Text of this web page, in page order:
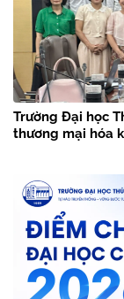
Trường Đại học
thương mại hóa